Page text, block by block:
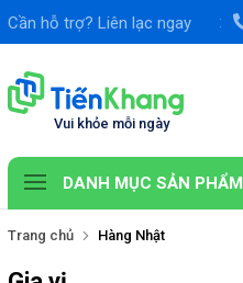
Cần hỗ trợ? Liên lạc ngay
DANH MỤC SẢN PHẨM
Trang chủ Hàng Nhật